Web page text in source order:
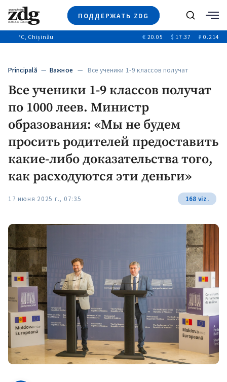
ПОДДЕРЖАТЬ ZDG
Новости
Расследования
Общество
+312
Поиск
°C, Chișinău € 20.05 $ 17.37 ₽ 0.214
Principală — Важное — Все ученики 1-9 классов получат
Все ученики 1-9 классов получат
по 1000 леев. Министр
образования: «Мы не будем
просить родителей предоставить
какие-либо доказательства того,
как расходуются эти деньги»
17 июня 2025 г., 07:35 168 viz.